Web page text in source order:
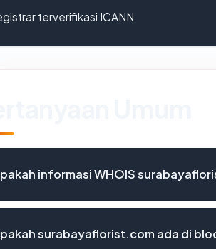
terverifikasi ICANN
informasi WHOIS
surabayaflorist.com ada di